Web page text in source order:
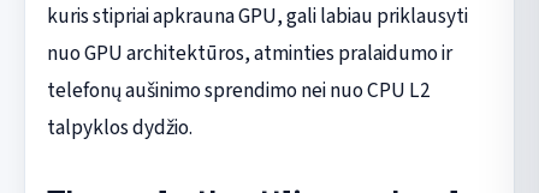
kuris stipriai apkrauna GPU, gali labiau priklausyti
nuo GPU architektūros, atminties pralaidumo ir
telefonų aušinimo sprendimo nei nuo CPU L2
talpyklos dydžio.